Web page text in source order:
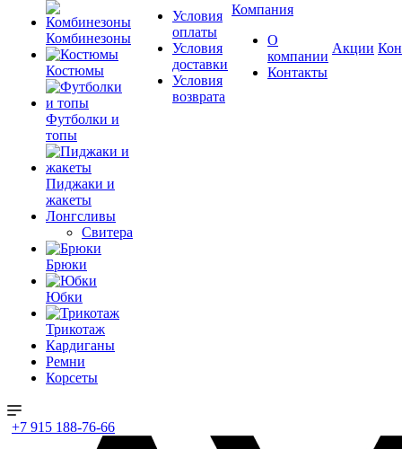
Комбинезоны
Костюмы
Футболки и
топы
Пиджаки и
жакеты
Лонгсливы
Свитера
Брюки
Юбки
Трикотаж
Кардиганы
Ремни
Корсеты
Условия
оплаты
Условия
доставки
Условия
возврата
Компания
О
компании
Контакты
Акции
+7 915 188-76-66